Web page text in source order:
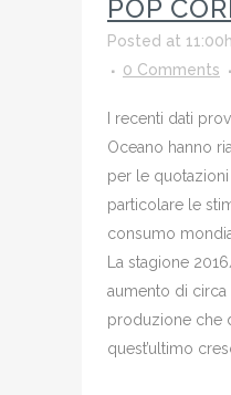
POP
Posted at 11:00h
0 Comments
I recenti dati
Oceano hanno
per le
particolare le
consumo
La stagione
aumento di circa
produzione che
quest’ultimo